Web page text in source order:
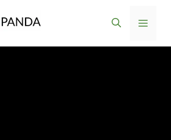
Menü